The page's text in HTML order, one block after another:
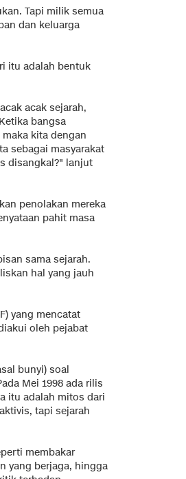
Tapi milik semua
dan keluarga
itu adalah bentuk
acak sejarah,
bangsa
kita dengan
sebagai masyarakat
disangkal?" lanjut
penolakan mereka
pahit masa
sama sejarah.
hal yang jauh
yang mencatat
oleh pejabat
bunyi) soal
Mei 1998 ada rilis
itu adalah mitos dari
tapi sejarah
membakar
yang berjaga, hingga